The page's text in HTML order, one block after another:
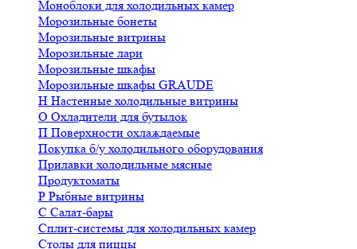
Моноблоки для холодильных камер
Морозильные бонеты
Морозильные витрины
Морозильные лари
Морозильные шкафы
Морозильные шкафы GRAUDE
Н Настенные холодильные витрины
О Охладители для бутылок
П Поверхности охлаждаемые
Покупка б/у холодильного оборудования
Прилавки холодильные мясные
Продуктоматы
Р Рыбные витрины
С Салат-бары
Сплит-системы для холодильных камер
Столы для пиццы